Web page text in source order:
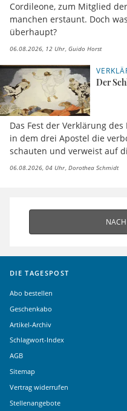
Cordileone, zum Mitglied
manchen erstaunt. Doch
überhaupt?
06.08.2026, 12 Uhr Guido Horst
Der
Das Fest der Verklärung
in dem drei Apostel die
schauten und verweist auf
06.08.2026, 04 Uhr Dorothea Schmidt
DIE TAGESPOST
Abo bestellen
Geschenkabo
Artikel-Archiv
Schlagwort-Index
AGB
Sitemap
Vertrag widerrufen
Stellenangebote